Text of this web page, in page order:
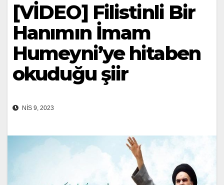
[VİDEO] Filistinli Bir
Hanımın İmam
Humeyni’ye hitaben
okuduğu şiir
NIS 9, 2023